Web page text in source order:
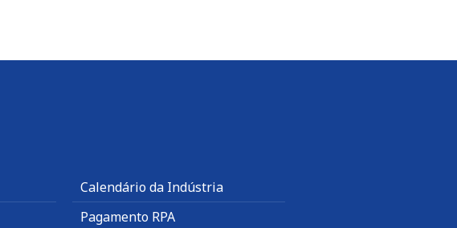
Calendário da Indústria
Pagamento RPA